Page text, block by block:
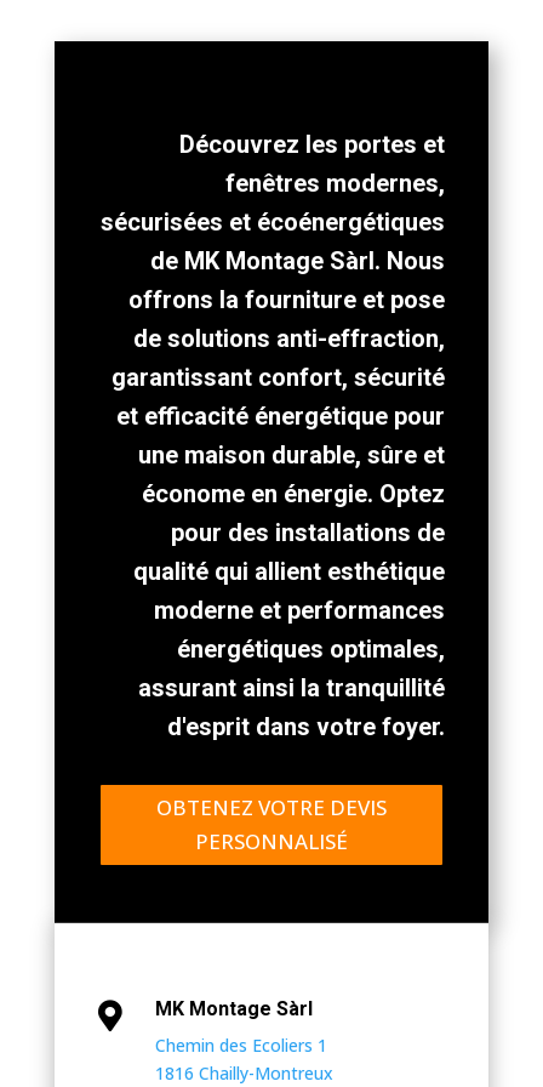
Découvrez les portes et
fenêtres modernes,
sécurisées et écoénergétiques
de MK Montage Sàrl. Nous
offrons la fourniture et pose
de solutions anti-effraction,
garantissant confort, sécurité
et efficacité énergétique pour
une maison durable, sûre et
économe en énergie. Optez
pour des installations de
qualité qui allient esthétique
moderne et performances
énergétiques optimales,
assurant ainsi la tranquillité
d'esprit dans votre foyer.
OBTENEZ VOTRE DEVIS
PERSONNALISÉ

MK Montage Sàrl
Chemin des Ecoliers 1
1816 Chailly-Montreux